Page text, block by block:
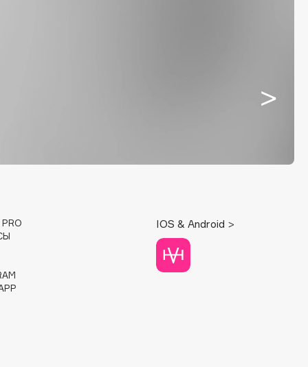
PRO
IOS & Android >